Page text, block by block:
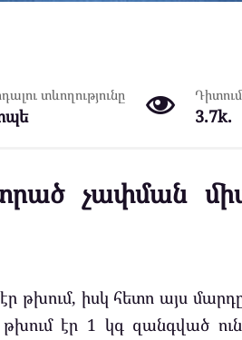
տևողությունը
3.7k.
չափման
թխում, իսկ հետո այս
թխում էր 1 կգ զանգված